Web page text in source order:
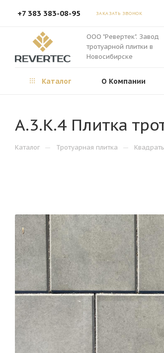
+7 383 383-08-95 ЗАКАЗАТЬ ЗВОНОК
ООО "Ревертек". Завод
тротуарной плитки в
Новосибирске
Каталог О Компании
А.3.К.4 Плитка
Каталог — Тротуарная плитка —